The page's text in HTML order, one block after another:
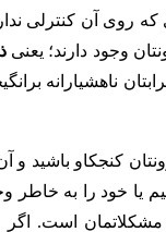
روی آن کنترلی
وجود دارند؛ یعنی
ناهشیارانه
کنجکاو باشید و
یا خود را به خاطر
مشکلاتمان است.